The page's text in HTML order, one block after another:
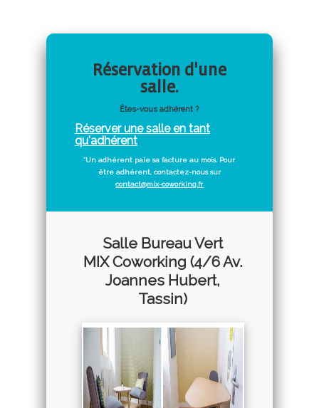
Réservation d'une
salle.
Êtes-vous adhérent ?
Réserver une salle en tant
qu'adhérent
*Un adhérent paie sa facture au mois. Pour
être adhérent, contactez-nous sur
contact@mix-coworking.fr
Salle Bureau Vert
MIX Coworking (4/6 Av.
Joannes Hubert,
Tassin)